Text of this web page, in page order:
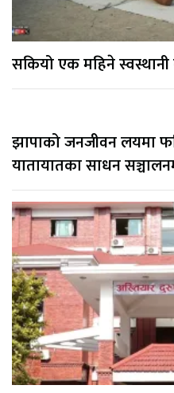
सकियो एक महिने स्वस्थानी
झापाको जनजीवन लयमा
यातायातका साधन